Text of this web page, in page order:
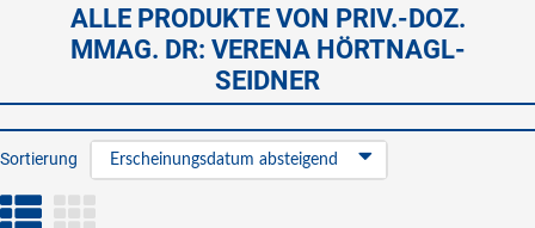
ALLE PRODUKTE VON PRIV.-DOZ.
MMAG. DR: VERENA HÖRTNAGL-
SEIDNER
Sortierung Erscheinungsdatum absteigend